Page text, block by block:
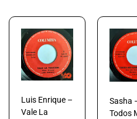
Luis Enrique –
Vale La
Sasha
Todos